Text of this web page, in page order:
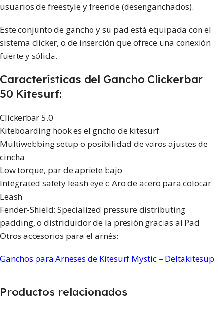
usuarios de freestyle y freeride (desenganchados).
Este conjunto de gancho y su pad está equipada con el
sistema clicker, o de inserción que ofrece una conexión
fuerte y sólida.
Características del Gancho Clickerbar
50 Kitesurf:
Clickerbar 5.0
Kiteboarding hook es el gncho de kitesurf
Multiwebbing setup o posibilidad de varos ajustes de
cincha
Low torque, par de apriete bajo
Integrated safety leash eye o Aro de acero para colocar
Leash
Fender-Shield: Specialized pressure distributing
padding, o distriduidor de la presión gracias al Pad
Otros accesorios para el arnés:
Ganchos para Arneses de Kitesurf Mystic – Deltakitesup
Productos relacionados